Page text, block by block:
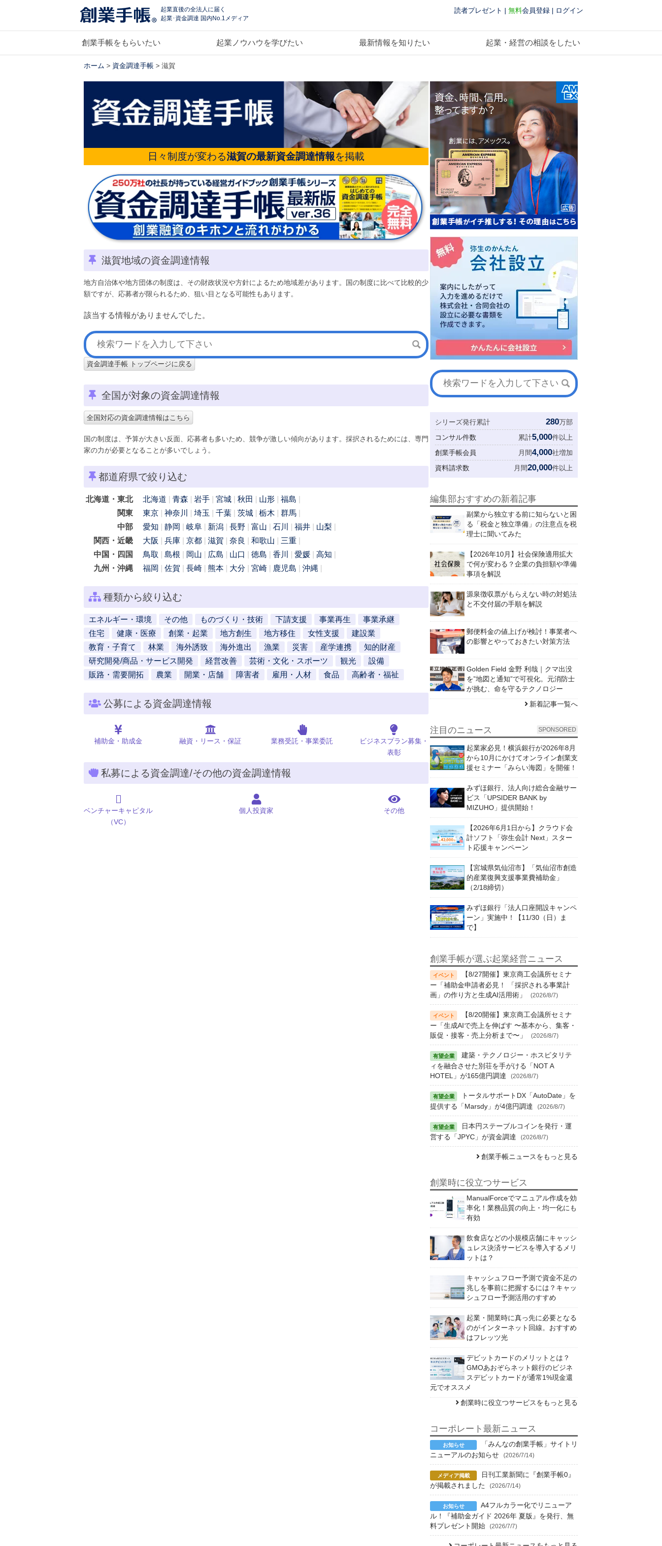
起業直後の全法人に届く
起業･資金調達 国内No.1メディア
読者プレゼント | 無料会員登録 | ログイン
創業手帳をもらいたい 起業ノウハウを学びたい 最新情報を知りたい 起業・経営の相談をしたい
ホーム > 資金調達手帳 > 滋賀
日々制度が変わる滋賀の最新資金調達情報を掲載
滋賀地域の資金調達情報
地方自治体や地方団体の制度は、その財政状況や方針によるため地域差があります。国の制度に比べて比較的少
額ですが、応募者が限られるため、狙い目となる可能性もあります。
該当する情報がありませんでした。
資金調達手帳 トップページに戻る
全国が対象の資金調達情報
全国対応の資金調達情報はこちら
国の制度は、予算が大きい反面、応募者も多いため、競争が激しい傾向があります。採択されるためには、専門
家の力が必要となることが多いでしょう。
都道府県で絞り込む
北海道・東北 北海道 青森 岩手 宮城 秋田 山形
福島
関東
東京 神奈川 埼玉 千葉 茨城 栃木
群馬
中部
愛知 静岡 岐阜 新潟 長野 富山 石川 福井
山梨
関西・近畿
大阪 兵庫 京都 滋賀 奈良 和歌山
三重
中国・四国
鳥取 島根 岡山 広島 山口 徳島 香川 愛媛
高知
九州・沖縄
福岡 佐賀 長崎 熊本 大分 宮崎 鹿児島 沖縄
種類から絞り込む
エネルギー・環境 その他 ものづくり・技術 下請支援 事業再生
事業承継
住宅
健康・医療 創業・起業 地方創生 地方移住 女性支援
建設業
教育・子育て
林業 海外誘致 海外進出 漁業 災害 産学連携
知的財産
研究開発/商品・サービス開発
経営改善 芸術・文化・スポーツ 観光
設備
販路・需要開拓
農業 開業・店舗 障害者 雇用・人材 食品 高齢者・福祉
公募による資金調達情報
補助金・助成金 融資・リース・保証 業務受託・事業委託
ビジネスプラン募集・
表彰
私募による資金調達/その他の資金調達情報
ベンチャーキャピタル
（VC）
個人投資家 その他
シリーズ発行累計 280万部
コンサル件数
累計5,000件以上
創業手帳会員
月間4,000社増加
資料請求数
月間20,000件以上
編集部おすすめの新着記事
副業から独立する前に知らないと困
る「税金と独立準備」の注意点を税
理士に聞いてみた
【2026年10月】社会保険適用拡大
で何が変わる？企業の負担額や準備
事項を解説
源泉徴収票がもらえない時の対処法
と不交付届の手順を解説
郵便料金の値上げが検討！事業者へ
の影響とやっておきたい対策方法
Golden Field 金野 利哉｜クマ出没
を”地図と通知”で可視化。元消防士
が挑む、命を守るテクノロジー
新着記事一覧へ
注目のニュース SPONSORED
起業家必見！横浜銀行が2026年8月
から10月にかけてオンライン創業支
援セミナー「みらい海図」を開催！
みずほ銀行、法人向け総合金融サー
ビス「UPSIDER BANK by
MIZUHO」提供開始！
【2026年6月1日から】クラウド会
計ソフト「弥生会計 Next」スター
ト応援キャンペーン
【宮城県気仙沼市】「気仙沼市創造
的産業復興支援事業費補助金」
（2/18締切）
みずほ銀行「法人口座開設キャンペ
ーン」実施中！【11/30（日）ま
で】
創業手帳が選ぶ起業経営ニュース
【8/27開催】東京商工会議所セミナ
ー「補助金申請者必見！ 「採択される事業計
画」の作り方と生成AI活用術」
(2026/8/7)
【8/20開催】東京商工会議所セミナ
ー「生成AIで売上を伸ばす 〜基本から、集客・
販促・接客・売上分析まで〜」
(2026/8/7)
建築・テクノロジー・ホスピタリテ
ィを融合させた別荘を手がける「NOT A
HOTEL」が165億円調達
(2026/8/7)
トータルサポートDX「AutoDate」を
提供する「Marsdy」が4億円調達
(2026/8/7)
日本円ステーブルコインを発行・運
営する「JPYC」が資金調達
(2026/8/7)
創業手帳ニュースをもっと見る
創業時に役立つサービス
ManualForceでマニュアル作成を効
率化！業務品質の向上・均一化にも
有効
飲食店などの小規模店舗にキャッシ
ュレス決済サービスを導入するメリ
ットは？
キャッシュフロー予測で資金不足の
兆しを事前に把握するには？キャッ
シュフロー予測活用のすすめ
起業・開業時に真っ先に必要となる
のがインターネット回線。おすすめ
はフレッツ光
デビットカードのメリットとは？
GMOあおぞらネット銀行のビジネ
スデビットカードが通常1%現金還
元でオススメ
創業時に役立つサービスをもっと見る
コーポレート最新ニュース
「みんなの創業手帳」サイトリ
ニューアルのお知らせ
(2026/7/14)
日刊工業新聞に『創業手帳0』
が掲載されました
(2026/7/14)
A4フルカラー化でリニューア
ル！『補助金ガイド 2026年 夏版』を発行、無
料プレゼント開始
(2026/7/7)